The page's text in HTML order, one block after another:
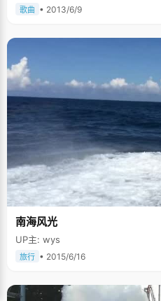
歌曲 • 2013/6/9
南海风光
UP主: wys
旅行 • 2015/6/16